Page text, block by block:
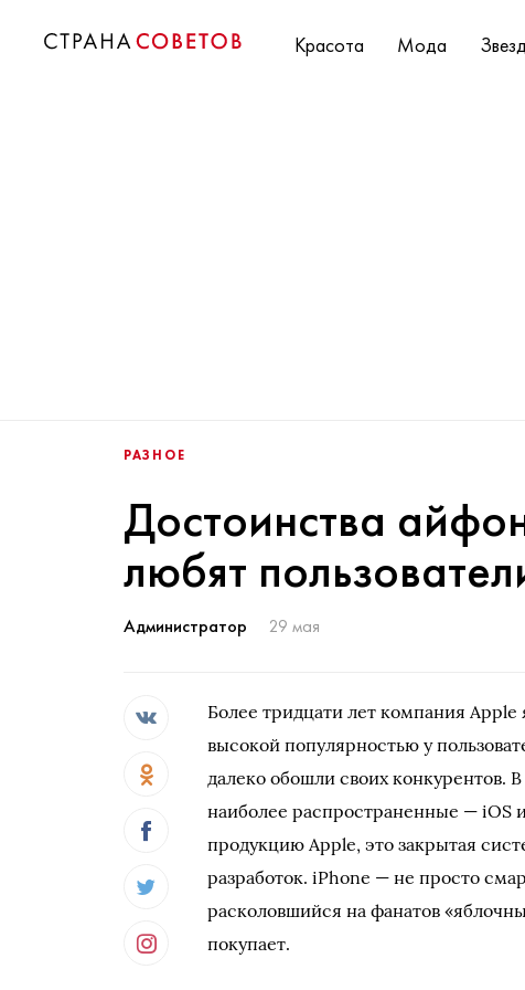
Красота Мода
РАЗНОЕ
Достоинства
любят
Администратор 29 мая
Более тридцати лет компания
высокой популярностью у
далеко обошли своих конкурентов.
наиболее распространенные — iOS
продукцию Apple, это закрытая
разработок. iPhone — не просто
расколовшийся на фанатов
покупает.